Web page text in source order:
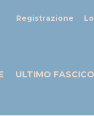
Registrazione
ULTIMO